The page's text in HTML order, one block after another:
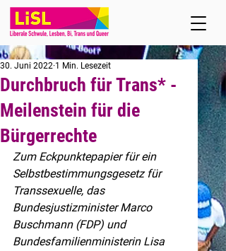
Durchbruch für Trans* -
Meilenstein für die
Bürgerrechte
30. Juni 2022 1 Min. Lesezeit
Zum Eckpunktepapier für ein
Selbstbestimmungsgesetz für
Transsexuelle, das
Bundesjustizminister Marco
Buschmann (FDP) und
Bundesfamilienministerin Lisa